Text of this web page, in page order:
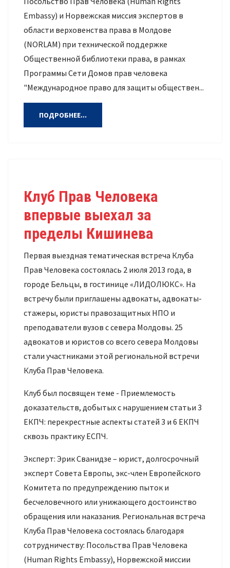
Embassy) и Норвежская миссия экспертов в
области верховенства права в Молдове
(NORLAM) при технической поддержке
Общественной библиотеки права, в рамках
Программы Сети Домов прав человека
"Международное право для защиты обществен...
ПОДРОБНЕЕ...
Клуб Прав Человека
впервые выехал за
пределы Кишинева
Первая выездная тематическая встреча Клуба
Прав Человека состоялась 2 июля 2013 года, в
городе Бельцы, в гостинице «ЛИДОЛЮКС». На
встречу были приглашены адвокаты, адвокаты-
стажеры, юристы правозащитных НПО и
преподаватели вузов с севера Молдовы. 25
адвокатов и юристов со всего севера Молдовы
стали участниками этой региональной встречи
Клуба Прав Человека.
Клуб был посвящен теме - Приемлемость
доказательств, добытых с нарушением статьи 3
ЕКПЧ: перекрестные аспекты статей 3 и 6 ЕКПЧ
сквозь практику ЕСПЧ.
Эксперт: Эрик Сванидзе – юрист, долгосрочный
эксперт Совета Европы, экс-член Европейского
Комитета по предупреждению пыток и
бесчеловечного или унижающего достоинство
обращения или наказания. Региональная встреча
Клуба Прав Человека состоялась благодаря
сотрудничеству: Посольства Прав Человека
(Human Rights Embassy), Норвежской миссии